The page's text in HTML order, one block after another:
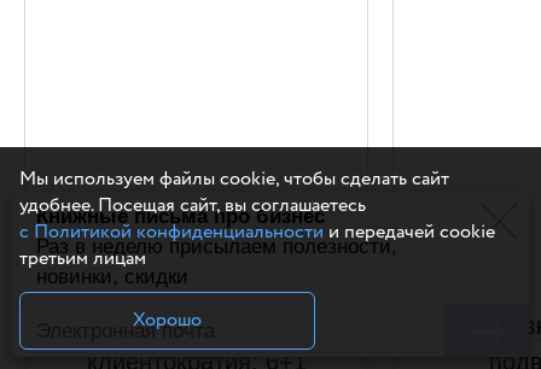
Книжные письма про бизнес
Раз в неделю присылаем полезности,
новинки, скидки
Как работает
клиентократия: 6+1
Мы используем файлы cookie, чтобы сделать сайт
удобнее. Посещая сайт, вы соглашаетесь
с Политикой конфиденциальности и передачей cookie
третьим лицам
Хорошо